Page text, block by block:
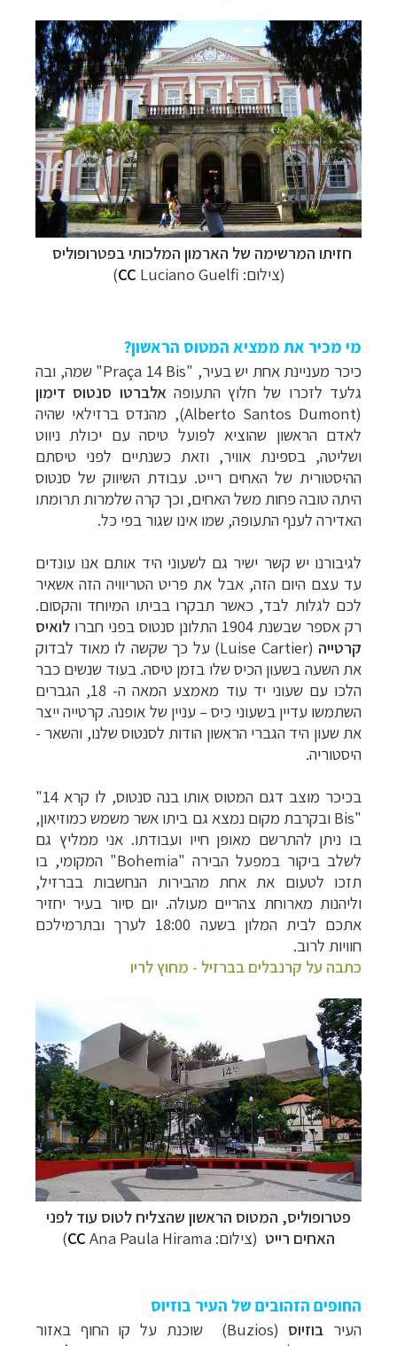
חזיתו המרשימה של הארמון המלכותי בפטרופוליס
(צילום:
CC Luciano Guelfi)
מי מכיר את ממציא המטוס הראשון?
כיכר מעניינת אחת יש בעיר, "Praça 14 Bis"
שמה, ובה
גלעד לזכרו של חלוץ התעופה אלברטו סנטוס דימון
(
Alberto Santos Dumont), מהנדס ברזילאי שהיה
לאדם הראשון שהוציא לפועל טיסה עם יכולת ניווט
ושליטה, בספינת אוויר, וזאת כשנתיים לפני טיסתם
ההיסטורית של האחים רייט. עבודת השיווק של סנטוס
היתה טובה פחות משל האחים, וכך קרה שלמרות תרומתו
האדירה לענף התעופה, שמו אינו שגור בפי כל.
לגיבורנו יש קשר ישיר גם לשעוני היד אותם אנו עונדים
עד עצם היום הזה, אבל את פריט הטריוויה הזה אשאיר
לכם לגלות לבד, כאשר תבקרו בביתו המיוחד והקסום.
רק אספר שבשנת 1904 התלונן סנטוס בפני חברו
לואיס
קרטייה (
Luise Cartier) על כך שקשה לו מאוד לבדוק
את השעה בשעון הכיס שלו בזמן טיסה. בעוד שנשים כבר
הלכו עם שעוני יד עוד מאמצע המאה ה- 18, הגברים
השתמשו עדיין בשעוני כיס – עניין של אופנה. קרטייה ייצר
את שעון היד הגברי הראשון הודות לסנטוס שלנו, והשאר -
היסטוריה.
בכיכר מוצב דגם המטוס אותו בנה סנטוס, לו קרא "14
Bis" ובקרבת מקום נמצא גם ביתו אשר משמש כמוזיאון,
בו ניתן להתרשם מאופן חייו ועבודתו. אני ממליץ גם
לשלב ביקור במפעל הבירה "Bohemia" המקומי, בו
תזכו לטעום את אחת מהבירות הנחשבות בברזיל,
וליהנות מארוחת צהריים מעולה. יום סיור בעיר יחזיר
אתכם לבית המלון בשעה 18:00 לערך ובתרמילכם
חוויות לרוב.
כתבה על קרנבלים בברזיל - מחוץ לריו
פטרופוליס, המטוס הראשון שהצליח לטוס עוד לפני
האחים רייט (צילום: CC Ana Paula Hirama)
החופים הזהובים של העיר בוזיוס
העיר בוזיוס (
Buzios) שוכנת על קו החוף באזור